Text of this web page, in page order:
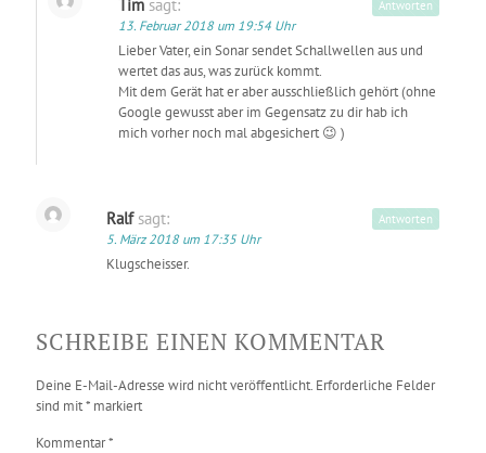
Tim sagt:
13. Februar 2018 um 19:54 Uhr
Lieber Vater, ein Sonar sendet Schallwellen aus und
wertet das aus, was zurück kommt.
Mit dem Gerät hat er aber ausschließlich gehört (ohne
Google gewusst aber im Gegensatz zu dir hab ich
mich vorher noch mal abgesichert 😉 )
Antworten
Ralf sagt:
5. März 2018 um 17:35 Uhr
Klugscheisser.
Antworten
SCHREIBE EINEN KOMMENTAR
Deine E-Mail-Adresse wird nicht veröffentlicht. Erforderliche Felder
sind mit* markiert
Kommentar*